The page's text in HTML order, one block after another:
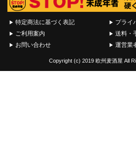
特定商法に基づく表記
ご利用案内
お問い合わせ
プライ
送料・
運営業
Copyright (c) 2019 欧州麦酒屋 All